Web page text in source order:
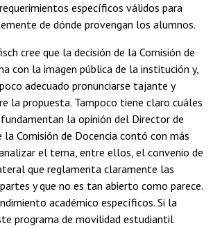
específicos válidos para
de dónde provengan los alumnos.
cree que la decisión de la Comisión de
con la imagen pública de la institución y,
adecuado pronunciarse tajante y
la propuesta. Tampoco tiene claro cuáles
la opinión del Director de
la Comisión de Docencia contó con más
el tema, entre ellos, el convenio de
que reglamenta claramente las
y que no es tan abierto como parece.
académico específicos. Si la
programa de movilidad estudiantil